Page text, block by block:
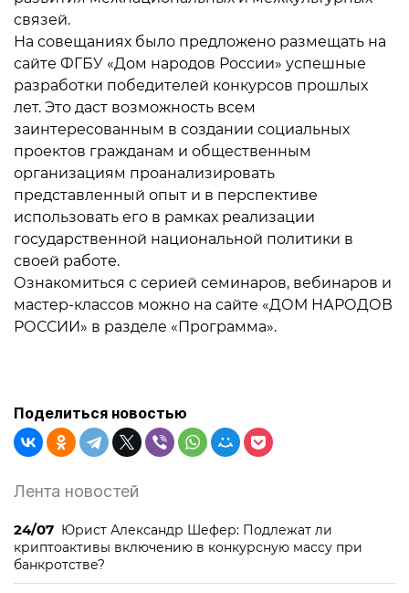
связей.
На совещаниях было предложено размещать на
сайте ФГБУ «Дом народов России» успешные
разработки победителей конкурсов прошлых
лет. Это даст возможность всем
заинтересованным в создании социальных
проектов гражданам и общественным
организациям проанализировать
представленный опыт и в перспективе
использовать его в рамках реализации
государственной национальной политики в
своей работе.
Ознакомиться с серией семинаров, вебинаров и
мастер-классов можно на сайте «ДОМ НАРОДОВ
РОССИИ» в разделе «Программа».
Поделиться новостью
Лента новостей
24/07 Юрист Александр Шефер: Подлежат ли
криптоактивы включению в конкурсную массу при
банкротстве?